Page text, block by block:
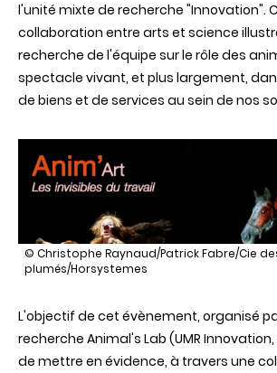
l'unité mixte de recherche "Innovation".
collaboration entre arts et science
recherche de l'équipe sur le rôle des
spectacle vivant, et plus largement,
de biens et de services au sein de nos
illustration
Anim'Art.
du
travail
© Christophe Raynaud/Patrick Fabre/Cie
plumés/Horsystemes
L'objectif de cet évènement, organisé
recherche Animal's Lab (UMR
de mettre en évidence, à travers une